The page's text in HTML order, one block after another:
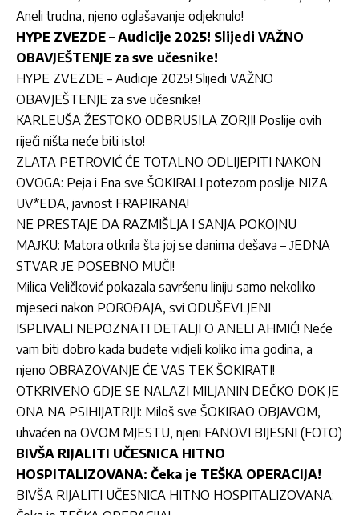
Aneli trudna, njeno oglašavanje odjeknulo!
HYPE ZVEZDE – Audicije 2025! Slijedi VAŽNO
OBAVJEŠTENJE za sve učesnike!
HYPE ZVEZDE – Audicije 2025! Slijedi VAŽNO
OBAVJEŠTENJE za sve učesnike!
KARLEUŠA ŽESTOKO ODBRUSILA ZORJI! Poslije ovih
riječi ništa neće biti isto!
ZLATA PETROVIĆ ĆE TOTALNO ODLIJEPITI NAKON
OVOGA: Peja i Ena sve ŠOKIRALI potezom poslije NIZA
UV*EDA, javnost FRAPIRANA!
NE PRESTAJE DA RAZMIŠLJA I SANJA POKOJNU
MAЈKU: Matora otkrila šta joj se danima dešava – ЈEDNA
STVAR ЈE POSEBNO MUČI!
Milica Veličković pokazala savršenu liniju samo nekoliko
mjeseci nakon POROĐAJA, svi ODUŠEVLJENI
ISPLIVALI NEPOZNATI DETALJI O ANELI AHMIĆ! Neće
vam biti dobro kada budete vidjeli koliko ima godina, a
njeno OBRAZOVANJE ĆE VAS TEK ŠOKIRATI!
OTKRIVENO GDJE SE NALAZI MILJANIN DEČKO DOK JE
ONA NA PSIHIJATRIJI: Miloš sve ŠOKIRAO OBJAVOM,
uhvaćen na OVOM MJESTU, njeni FANOVI BIJESNI (FOTO)
BIVŠA RIJALITI UČESNICA HITNO
HOSPITALIZOVANA: Čeka je TEŠKA OPERACIJA!
BIVŠA RIJALITI UČESNICA HITNO HOSPITALIZOVANA: